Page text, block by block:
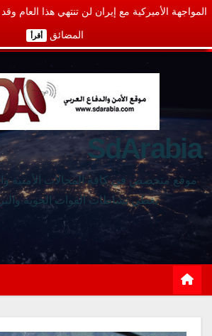
المواجهة الأميركية مع إيران لن تنتهي هذا العام
المضائق أقرأ
SdArabia
موقع متخصص في كافة المجالات الأمنية
يغطي نشاطات القوات الجوية